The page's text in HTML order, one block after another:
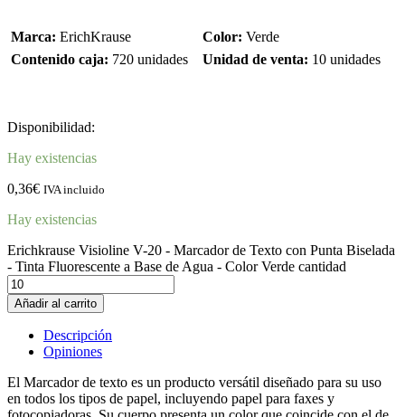
Marca: ErichKrause Color: Verde
Contenido caja: 720 unidades Unidad de venta: 10 unidades
Disponibilidad:
Hay existencias
0,36€ IVA incluido
Hay existencias
Erichkrause Visioline V-20 - Marcador de Texto con Punta Biselada
- Tinta Fluorescente a Base de Agua - Color Verde cantidad
Añadir al carrito
Descripción
Opiniones
El Marcador de texto es un producto versátil diseñado para su uso
en todos los tipos de papel, incluyendo papel para faxes y